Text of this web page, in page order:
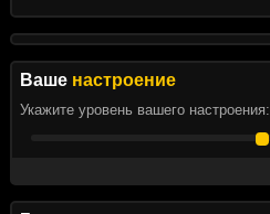
Ваше настроение
Укажите уровень вашего настроения: